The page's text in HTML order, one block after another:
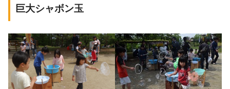
巨大シャボン玉